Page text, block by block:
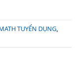
TUYỂN DỤNG